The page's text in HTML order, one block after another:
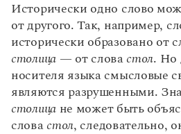
Фразеологизмы
Речь. Текст
Стили речи. Жанры речи
Научный стиль
Публицистический стиль
Художественный стиль
Склонение прилагательных
Степени сравнения
Полнота / краткость
Переход прилагательных
Морфологический разбор
Имя числительное
Разряды числительных по
предложения, обобщенно-
Безличные предложения
Назывные предложения
Классификация простых
распространенности и
Исторически одно слово
от другого. Так, например,
исторически образовано от
столица— от слова стол. Но
носителя языка смысловые
являются разрушенными.
столицане может быть
слова стол, следовательно,